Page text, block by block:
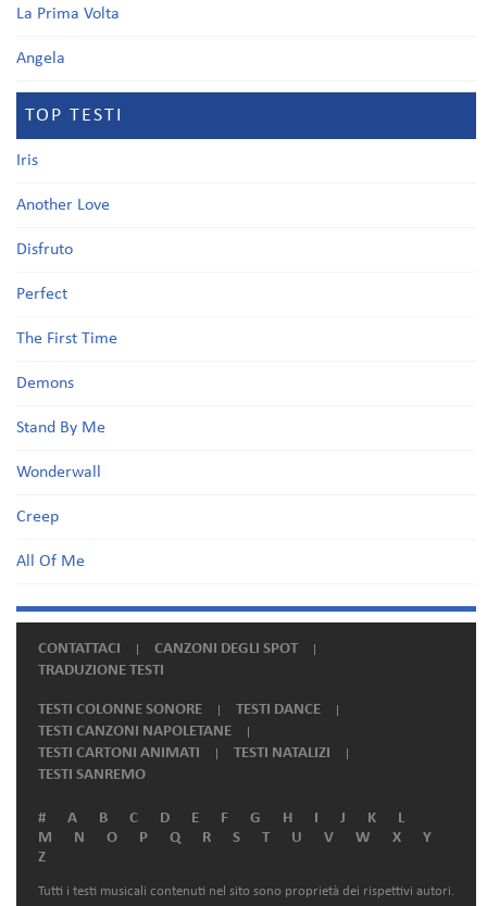
La Prima Volta
Angela
TOP TESTI
Iris
Another Love
Disfruto
Perfect
The First Time
Demons
Stand By Me
Wonderwall
Creep
All Of Me
CONTATTACI
CANZONI DEGLI SPOT
TRADUZIONE TESTI
TESTI COLONNE SONORE
TESTI DANCE
TESTI CANZONI NAPOLETANE
TESTI CARTONI ANIMATI
TESTI NATALIZI
TESTI SANREMO
# A B C D E F G H I J K
L
M
N O P Q R S T U V W X
Y
Z
Tutti i testi musicali contenuti nel sito sono proprietà dei rispettivi autori.